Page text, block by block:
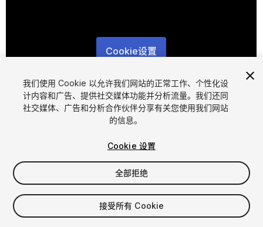
Cookie设置
1/7
$10
席位
我们使用 Cookie 以允许我们网站的正常工作、个性化设
计内容和广告、提供社交媒体功能并分析流量。我们还同
社交媒体、广告和分析合作伙伴分享有关您使用我们网站
的信息。
Cookie 设置
全部拒绝
接受所有 Cookie